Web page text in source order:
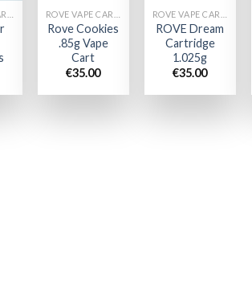
Rove Cookies
.85g Vape
Cart
€35.00
ROVE Dream
Cartridge
1.025g
€35.00